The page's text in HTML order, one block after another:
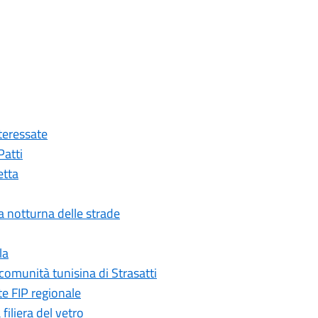
notturna delle strade
tunisina di Strasatti
FIP regionale
del vetro